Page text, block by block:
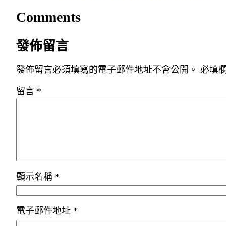
Comments
發佈留言
發佈留言必須填寫的電子郵件地址不會公開。 必填
留言 *
顯示名稱 *
電子郵件地址 *